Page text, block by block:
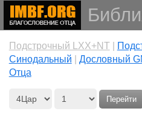
Подстрочный LXX+NT|
Cинодальный
Дословный
Отца
Перейти